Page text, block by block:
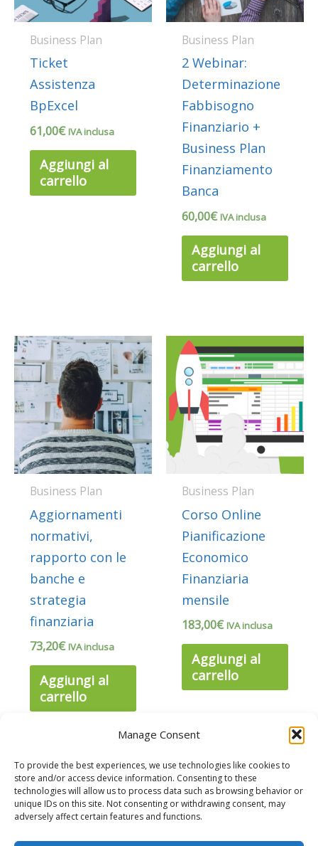
Manage Consent
To provide the best experiences, we use technologies like cookies to
store and/or access device information. Consenting to these
technologies will allow us to process data such as browsing behavior or
unique IDs on this site. Not consenting or withdrawing consent, may
adversely affect certain features and functions.
Business Plan
Ticket
Assistenza
BpExcel
61,00€ IVA inclusa
Aggiungi al
carrello
Business Plan
2 Webinar:
Determinazione
Fabbisogno
Finanziario +
Business Plan
Finanziamento
Banca
60,00€ IVA inclusa
Aggiungi al
carrello
Business Plan
Aggiornamenti
normativi,
rapporto con le
banche e
strategia
finanziaria
73,20€ IVA inclusa
Aggiungi al
carrello
Business Plan
Corso Online
Pianificazione
Economico
Finanziaria
mensile
183,00€ IVA inclusa
Aggiungi al
carrello